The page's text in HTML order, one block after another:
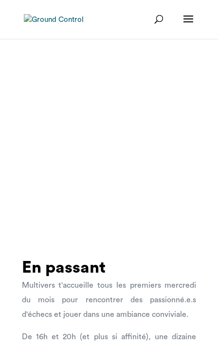
En passant
Multivers t'accueille tous les premiers mercredi
du mois pour rencontrer des passionné.e.s
d'échecs et jouer dans une ambiance conviviale.
De 16h et 20h (et plus si affinité), une dizaine